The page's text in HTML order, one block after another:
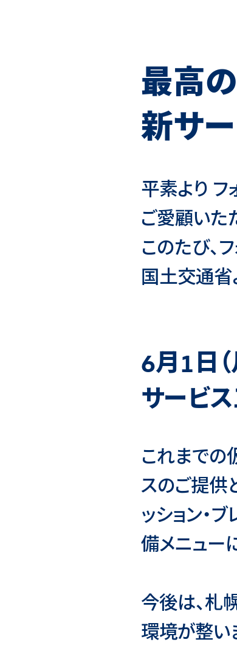
最高
新サ
平素より
ご愛顧いた
このたび、
国土交通省
6月1日
サービ
これまでの
スのご提供
ッション・
備メニュー
今後は、札
環境が整い